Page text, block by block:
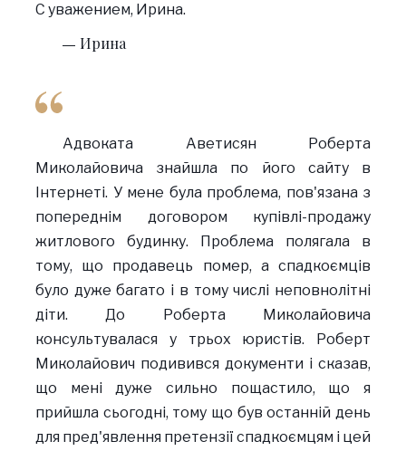
С уважением, Ирина.
Ирина
Адвоката Аветисян Роберта
Миколайовича знайшла по його сайту в
Інтернеті. У мене була проблема, пов'язана з
попереднім договором купівлі-продажу
житлового будинку. Проблема полягала в
тому, що продавець помер, а спадкоємців
було дуже багато і в тому числі неповнолітні
діти. До Роберта Миколайовича
консультувалася у трьох юристів. Роберт
Миколайович подивився документи і сказав,
що мені дуже сильно пощастило, що я
прийшла сьогодні, тому що був останній день
для пред'явлення претензії спадкоємцям і цей